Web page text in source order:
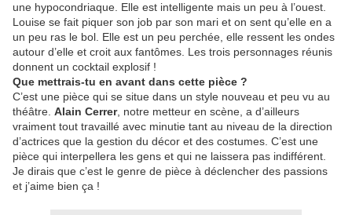
une hypocondriaque. Elle est intelligente mais un peu à l’ouest.
Louise se fait piquer son job par son mari et on sent qu’elle en a
un peu ras le bol. Elle est un peu perchée, elle ressent les ondes
autour d’elle et croit aux fantômes. Les trois personnages réunis
donnent un cocktail explosif !
Que mettrais-tu en avant dans cette pièce ?
C’est une pièce qui se situe dans un style nouveau et peu vu au
théâtre. Alain Cerrer, notre metteur en scène, a d’ailleurs
vraiment tout travaillé avec minutie tant au niveau de la direction
d’actrices que la gestion du décor et des costumes. C’est une
pièce qui interpellera les gens et qui ne laissera pas indifférent.
Je dirais que c’est le genre de pièce à déclencher des passions
et j’aime bien ça !